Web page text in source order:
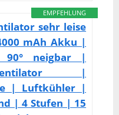
EMPFEHLUNG
sehr leise
mAh Akku |
neigbar |
|
| Luftkühler |
| 4 Stufen | 15